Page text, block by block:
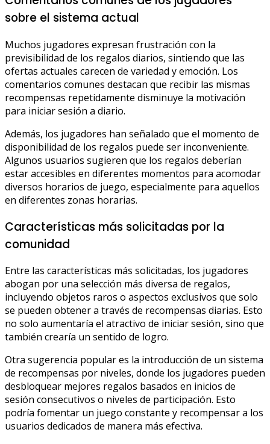
sobre el sistema actual
Muchos jugadores expresan frustración con la
previsibilidad de los regalos diarios, sintiendo que las
ofertas actuales carecen de variedad y emoción. Los
comentarios comunes destacan que recibir las mismas
recompensas repetidamente disminuye la motivación
para iniciar sesión a diario.
Además, los jugadores han señalado que el momento de
disponibilidad de los regalos puede ser inconveniente.
Algunos usuarios sugieren que los regalos deberían
estar accesibles en diferentes momentos para acomodar
diversos horarios de juego, especialmente para aquellos
en diferentes zonas horarias.
Características más solicitadas por la
comunidad
Entre las características más solicitadas, los jugadores
abogan por una selección más diversa de regalos,
incluyendo objetos raros o aspectos exclusivos que solo
se pueden obtener a través de recompensas diarias. Esto
no solo aumentaría el atractivo de iniciar sesión, sino que
también crearía un sentido de logro.
Otra sugerencia popular es la introducción de un sistema
de recompensas por niveles, donde los jugadores pueden
desbloquear mejores regalos basados en inicios de
sesión consecutivos o niveles de participación. Esto
podría fomentar un juego constante y recompensar a los
usuarios dedicados de manera más efectiva.